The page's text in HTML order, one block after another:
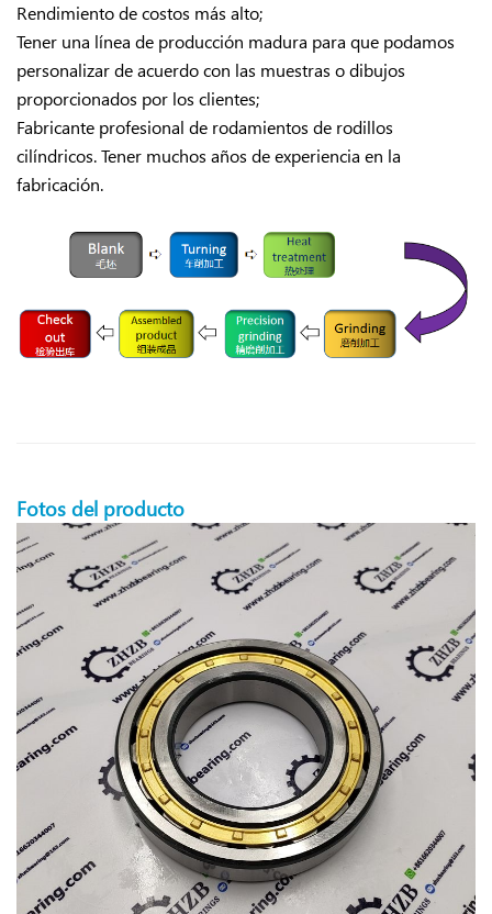
Rendimiento de costos más alto;
Tener una línea de producción madura para que podamos
personalizar de acuerdo con las muestras o dibujos
proporcionados por los clientes;
Fabricante profesional de rodamientos de rodillos
cilíndricos. Tener muchos años de experiencia en la
fabricación.
Fotos del producto